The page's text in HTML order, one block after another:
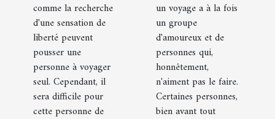
comme la recherche
d'une sensation de
liberté peuvent
pousser une
personne à voyager
seul. Cependant, il
sera difficile pour
cette personne de
emporter
avec soi ?
un voyage a à la fois
un groupe
d'amoureux et de
personnes qui,
honnêtement,
n'aiment pas le faire.
Certaines personnes,
bien avant tout